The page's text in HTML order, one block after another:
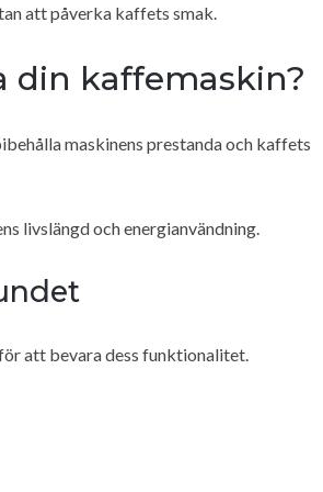
att påverka kaffets smak.
din kaffemaskin?
maskinens prestanda och kaffets
livslängd och energianvändning.
att bevara dess funktionalitet.